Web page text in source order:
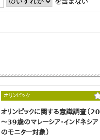
オリンピック
オリンピックに関する意識調査（20
～39歳のマレーシア・インドネシア
のモニター対象）